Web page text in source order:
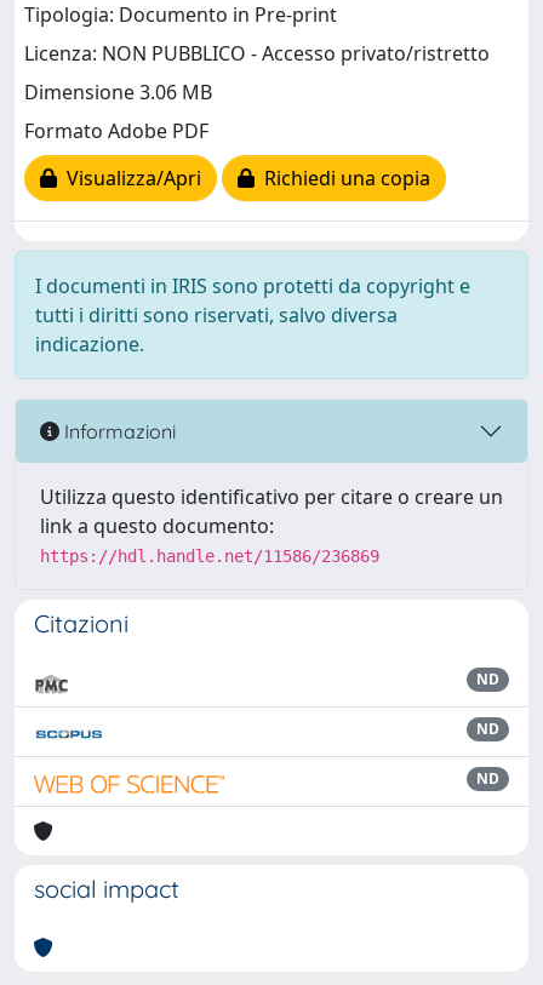
Tipologia: Documento in Pre-print
Licenza: NON PUBBLICO - Accesso privato/ristretto
Dimensione 3.06 MB
Formato Adobe PDF
Visualizza/Apri
Richiedi una copia
I documenti in IRIS sono protetti da copyright e
tutti i diritti sono riservati, salvo diversa
indicazione.
Informazioni
Utilizza questo identificativo per citare o creare un
link a questo documento:
https://hdl.handle.net/11586/236869
Citazioni
ND
ND
ND
social impact